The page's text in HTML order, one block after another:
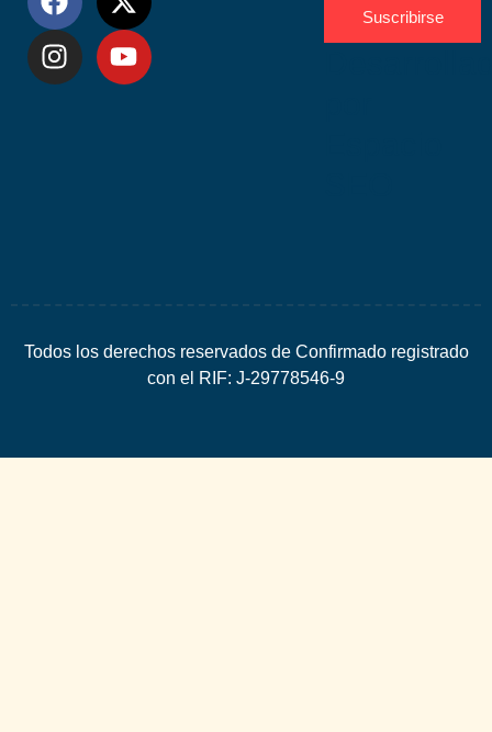
Suscribirse
Todos los derechos reservados de Confirmado registrado
con el RIF: J-29778546-9